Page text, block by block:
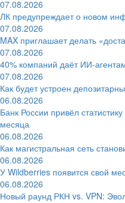
07.08.2026
ЛК предупреждает о новом
07.08.2026
MAX приглашает делать
07.08.2026
40% компаний даёт
07.08.2026
Как будет устроен
06.08.2026
Банк России привёл
месяца
06.08.2026
Как магистральная сеть
06.08.2026
У Wildberries появится свой
06.08.2026
Новый раунд РКН vs. VPN: